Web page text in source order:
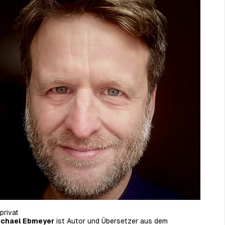
Ebmeyerist Autor und Übersetzer aus dem